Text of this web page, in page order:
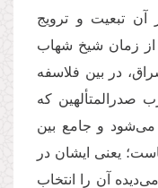
آن تبعیت و ترویج
زمان شیخ شهاب
در بین فلاسفه
صدرالمتألهین که
می‌شود و جامع بین
یعنی ایشان در
آن را انتخاب